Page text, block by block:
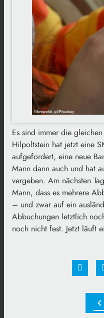
Es sind immer die
Hilpoltstein hat jetzt eine
aufgefordert, eine neue
Mann dann auch und hat
vergeben. Am nächsten
Mann, dass es mehrere
– und zwar auf ein
Abbuchungen letztlich
noch nicht fest. Jetzt läuft
chevron_left